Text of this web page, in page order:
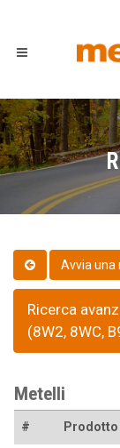
Ricerca
(8W2, 8WC,
Metelli
# Prodotto